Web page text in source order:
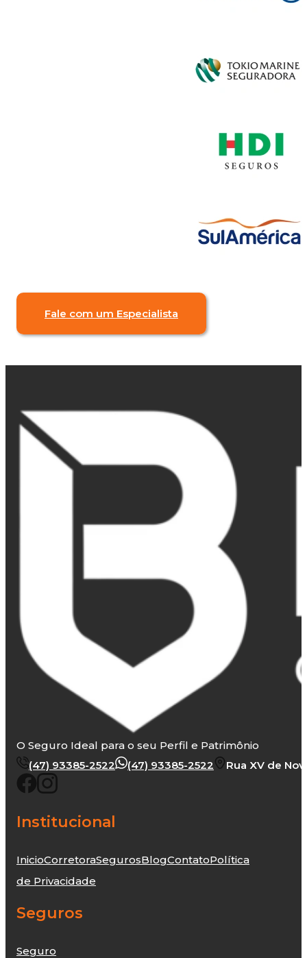
Fale com um Especialista
O Seguro Ideal para o seu Perfil e Patrimônio
(47) 93385-2522
(47) 93385-2522 Rua XV de
Institucional
InicioCorretoraSegurosBlogContatoPolítica
de Privacidade
Seguros
Seguro